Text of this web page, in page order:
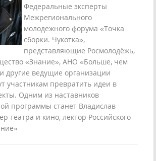
Федеральные эксперты
Межрегионального
молодежного форума «Точка
сборки. Чукотка»,
представляющие Росмолодёжь,
«Знание», АНО «Больше, чем
другие ведущие организации
участникам превратить идеи в
Одним из наставников
программы станет Владислав
театра и кино, лектор Российского